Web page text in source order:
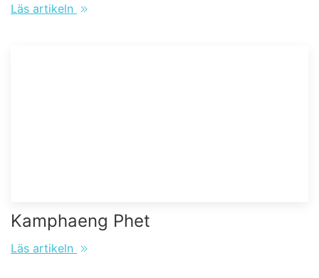
Läs artikeln
Kamphaeng Phet
Läs artikeln